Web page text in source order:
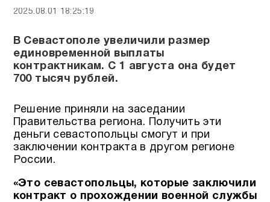
2025.08.01 18:25:19
В Севастополе увеличили размер
единовременной выплаты
контрактникам. С 1 августа она будет
700 тысяч рублей.
Решение приняли на заседании
Правительства региона. Получить эти
деньги севастопольцы смогут и при
заключении контракта в другом регионе
России.
«Это севастопольцы, которые заключили
контракт о прохождении военной службы